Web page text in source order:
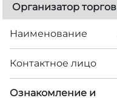
Организатор торгов
Наименование
Контактное лицо
Ознакомление и